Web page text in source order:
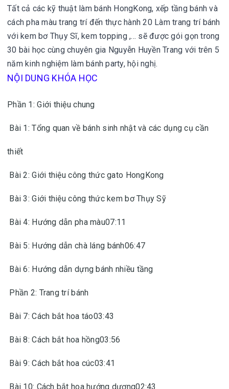
Tất cả các kỹ thuật làm bánh HongKong, xếp tầng bánh và
cách pha màu trang trí đến thực hành 20 Làm trang trí bánh
với kem bơ Thụy Sĩ, kem topping ,... sẽ được gói gọn trong
30 bài học cùng chuyên gia Nguyễn Huyền Trang với trên 5
năm kinh nghiệm làm bánh party, hội nghị.
NỘI DUNG KHÓA HỌC
Phần 1: Giới thiệu chung
Bài 1: Tổng quan về bánh sinh nhật và các dụng cụ cần
thiết
Bài 2: Giới thiệu công thức gato HongKong
Bài 3: Giới thiệu công thức kem bơ Thụy Sỹ
Bài 4: Hướng dẫn pha màu07:11
Bài 5: Hướng dẫn chà láng bánh06:47
Bài 6: Hướng dẫn dựng bánh nhiều tầng
Phần 2: Trang trí bánh
Bài 7: Cách bắt hoa táo03:43
Bài 8: Cách bắt hoa hồng03:56
Bài 9: Cách bắt hoa cúc03:41
Bài 10: Cách bắt hoa hướng dương02:43